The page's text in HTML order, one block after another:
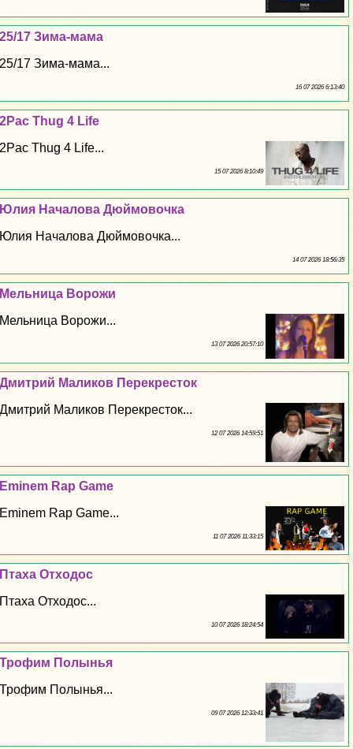
25/17 Зима-мама
25/17 Зима-мама...
16 07 2026 6:13:40
2Pac Thug 4 Life
2Pac Thug 4 Life...
15 07 2026 8:10:49
Юлия Началова Дюймовочка
Юлия Началова Дюймовочка...
14 07 2026 18:56:35
Мельница Ворожи
Мельница Ворожи...
13 07 2026 20:57:10
Дмитрий Маликов Перекресток
Дмитрий Маликов Перекресток...
12 07 2026 14:59:51
Eminem Rap Game
Eminem Rap Game...
11 07 2026 11:33:15
Птаха Отходос
Птаха Отходос...
10 07 2026 18:24:54
Трофим Полынья
Трофим Полынья...
09 07 2026 12:33:41